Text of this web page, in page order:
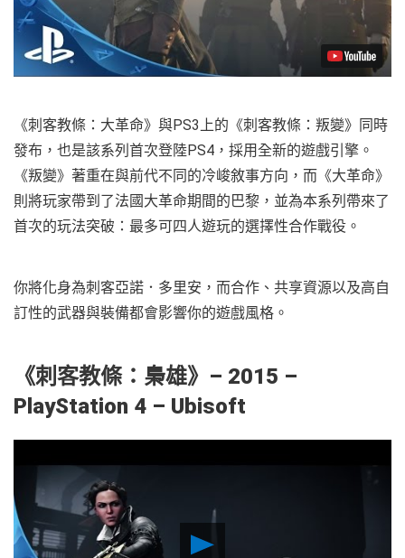
《刺客教條：大革命》與PS3上的《刺客教條：叛變》同時
發布，也是該系列首次登陸PS4，採用全新的遊戲引擎。
《叛變》著重在與前代不同的冷峻敘事方向，而《大革命》
則將玩家帶到了法國大革命期間的巴黎，並為本系列帶來了
首次的玩法突破：最多可四人遊玩的選擇性合作戰役。
你將化身為刺客亞諾．多里安，而合作、共享資源以及高自
訂性的武器與裝備都會影響你的遊戲風格。
《刺客教條：梟雄》– 2015 –
PlayStation 4 – Ubisoft